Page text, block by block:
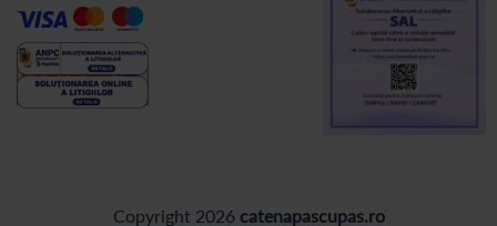
Copyright 2026 catenapascupas.ro